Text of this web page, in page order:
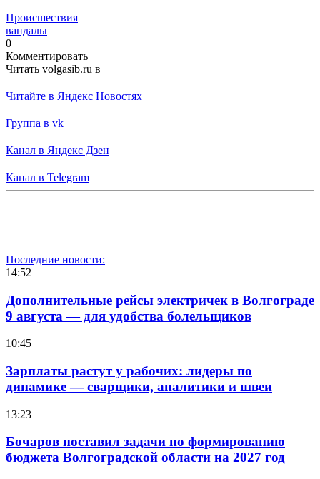
Происшествия
вандалы
0
Комментировать
Читать volgasib.ru в
Читайте в Яндекс Новостях
Группа в vk
Канал в Яндекс Дзен
Канал в Telegram
Последние новости:
14:52
Дополнительные рейсы электричек в Волгограде
9 августа — для удобства болельщиков
10:45
Зарплаты растут у рабочих: лидеры по
динамике — сварщики, аналитики и швеи
13:23
Бочаров поставил задачи по формированию
бюджета Волгоградской области на 2027 год